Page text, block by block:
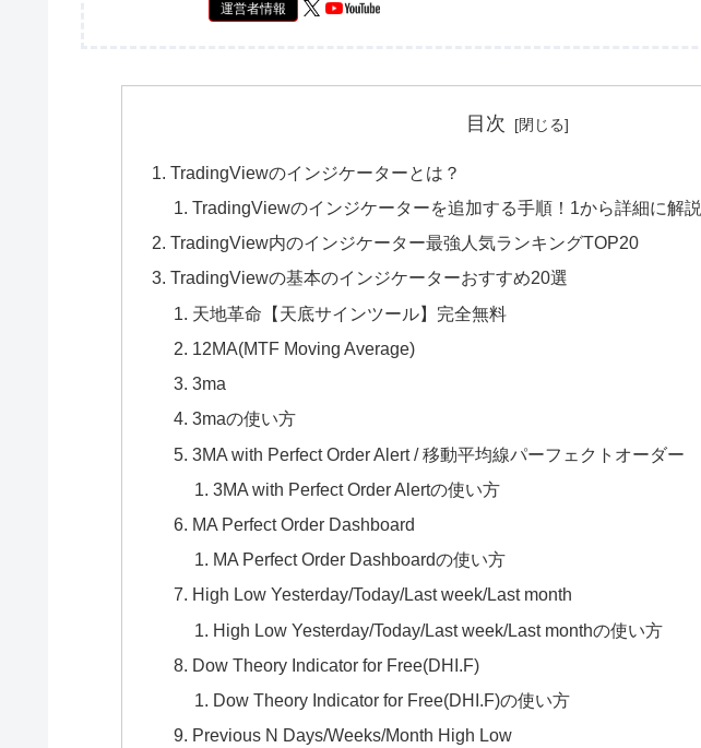
運営者情報
目次
TradingViewのインジケーターとは？
TradingViewのインジケーターを追加する手順！1から詳細に解説
TradingView内のインジケーター最強人気ランキングTOP20
TradingViewの基本のインジケーターおすすめ20選
天地革命【天底サインツール】完全無料
12MA(MTF Moving Average)
3ma
3maの使い方
3MA with Perfect Order Alert / 移動平均線パーフェクトオーダー
3MA with Perfect Order Alertの使い方
MA Perfect Order Dashboard
MA Perfect Order Dashboardの使い方
High Low Yesterday/Today/Last week/Last month
High Low Yesterday/Today/Last week/Last monthの使い方
Dow Theory Indicator for Free(DHI.F)
Dow Theory Indicator for Free(DHI.F)の使い方
Previous N Days/Weeks/Month High Low